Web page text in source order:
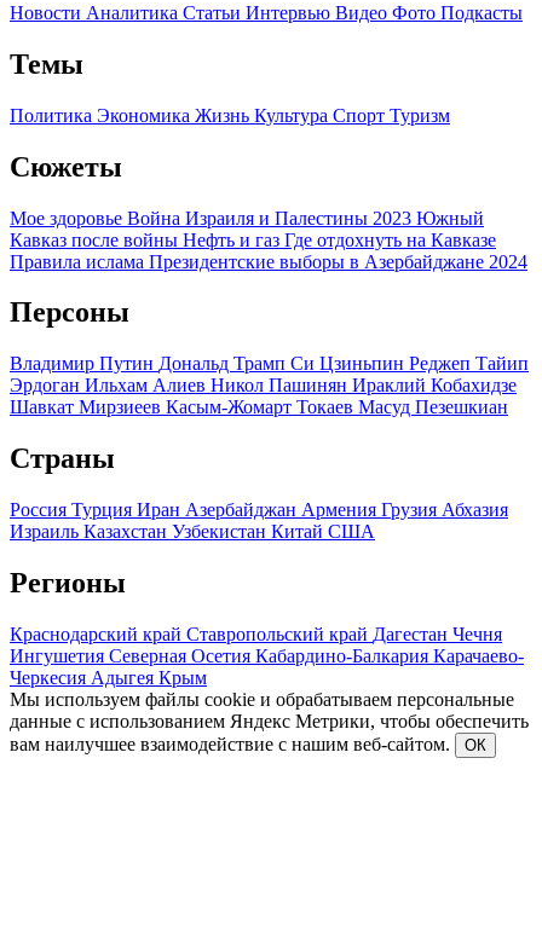
Новости Аналитика Статьи Интервью Видео Фото Подкасты
Темы
Политика Экономика Жизнь Культура Спорт Туризм
Сюжеты
Мое здоровье Война Израиля и Палестины 2023 Южный
Кавказ после войны Нефть и газ Где отдохнуть на Кавказе
Правила ислама Президентские выборы в Азербайджане 2024
Персоны
Владимир Путин Дональд Трамп Си Цзиньпин Реджеп Тайип
Эрдоган Ильхам Алиев Никол Пашинян Ираклий Кобахидзе
Шавкат Мирзиеев Касым-Жомарт Токаев Масуд Пезешкиан
Страны
Россия Турция Иран Азербайджан Армения Грузия Абхазия
Израиль Казахстан Узбекистан Китай США
Регионы
Краснодарский край Ставропольский край Дагестан Чечня
Ингушетия Северная Осетия Кабардино-Балкария Карачаево-
Черкесия Адыгея Крым
Мы используем файлы cookie и обрабатываем персональные
данные с использованием Яндекс Метрики, чтобы обеспечить
вам наилучшее взаимодействие с нашим веб-сайтом.
ОК